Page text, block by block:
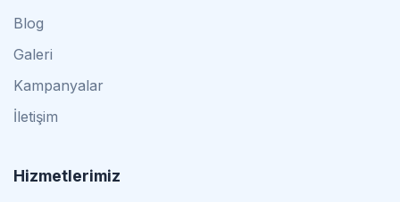
Blog
Galeri
Kampanyalar
İletişim
Hizmetlerimiz